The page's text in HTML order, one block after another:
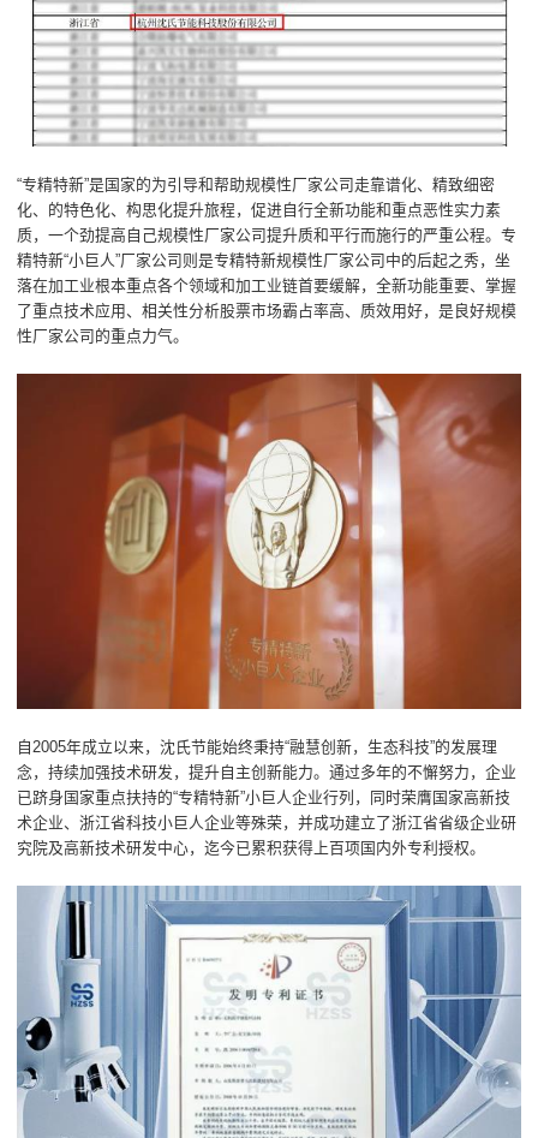
“专精特新”是国家的为引导和帮助规模性厂家公司走靠谱化、精致细密
化、的特色化、构思化提升旅程，促进自行全新功能和重点恶性实力素
质，一个劲提高自己规模性厂家公司提升质和平行而施行的严重公程。专
精特新“小巨人”厂家公司则是专精特新规模性厂家公司中的后起之秀，坐
落在加工业根本重点各个领域和加工业链首要缓解，全新功能重要、掌握
了重点技术应用、相关性分析股票市场霸占率高、质效用好，是良好规模
性厂家公司的重点力气。
自2005年成立以来，沈氏节能始终秉持“融慧创新，生态科技”的发展理
念，持续加强技术研发，提升自主创新能力。通过多年的不懈努力，企业
已跻身国家重点扶持的“专精特新”小巨人企业行列，同时荣膺国家高新技
术企业、浙江省科技小巨人企业等殊荣，并成功建立了浙江省省级企业研
究院及高新技术研发中心，迄今已累积获得上百项国内外专利授权。